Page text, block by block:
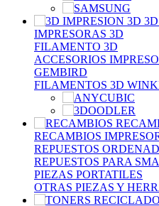
IMPRESORAS 3D
FILAMENTO 3D
ACCESORIOS
GEMBIRD
FILAMENTOS 3D
RECAMBIOS
REPUESTOS
REPUESTOS PARA
PIEZAS PORTATILES
OTRAS PIEZAS Y